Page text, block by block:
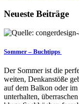
Neueste Beiträge
Sommer – Buchtipps
Der Sommer ist die
weiten, Denkanstöße
auf dem Balkon oder
unterhalten,